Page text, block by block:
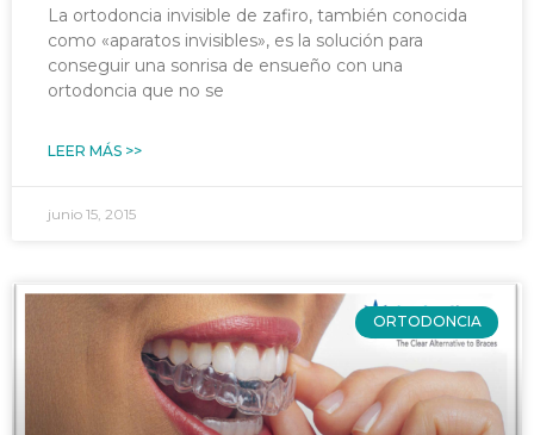
La ortodoncia invisible de zafiro, también conocida
como «aparatos invisibles», es la solución para
conseguir una sonrisa de ensueño con una
ortodoncia que no se
LEER MÁS >>
junio 15, 2015
ORTODONCIA